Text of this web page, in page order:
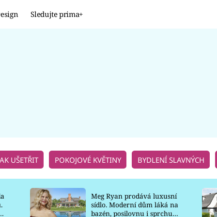
Sledujte prima+
UŠETŘIT POKOJOVÉ KVĚTINY BYDLENÍ SLAVNÝCH
Meg Ryan prodává luxusní
sídlo. Moderní dům láká na
bazén, posilovnu i sprchu